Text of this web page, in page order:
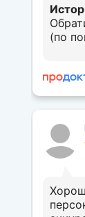
(по
при